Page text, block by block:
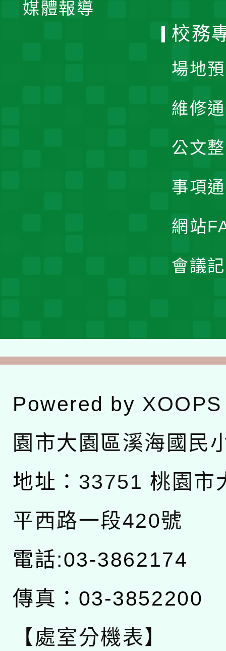
媒體報導
校務
場地
維修
公文
事項
網站
會議
Powered by XOOPS
園市大園區溪海國民
地址： 33751 桃園市
平西路一段420號
電話:03-3862174
傳真：03-3852200
【處室分機表】